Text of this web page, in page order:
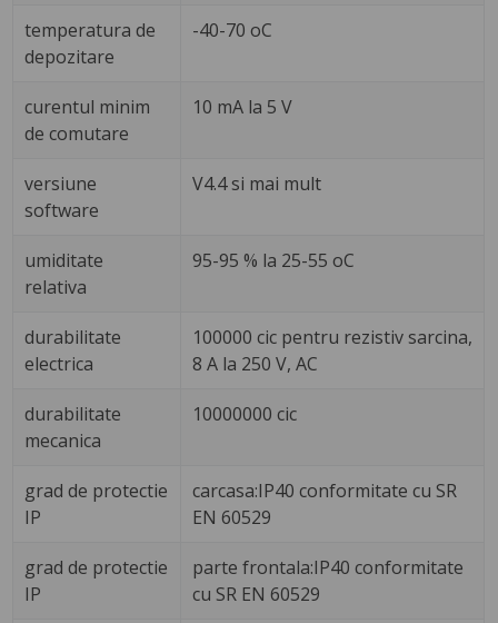
temperatura de
depozitare
-40-70 oC
curentul minim
de comutare
10 mA la 5 V
versiune
software
V4.4 si mai mult
umiditate
relativa
95-95 % la 25-55 oC
durabilitate
electrica
100000 cic pentru rezistiv sarcina,
8 A la 250 V, AC
durabilitate
mecanica
10000000 cic
grad de protectie
IP
carcasa:IP40 conformitate cu SR
EN 60529
grad de protectie
IP
parte frontala:IP40 conformitate
cu SR EN 60529